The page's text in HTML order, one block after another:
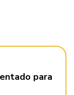
para